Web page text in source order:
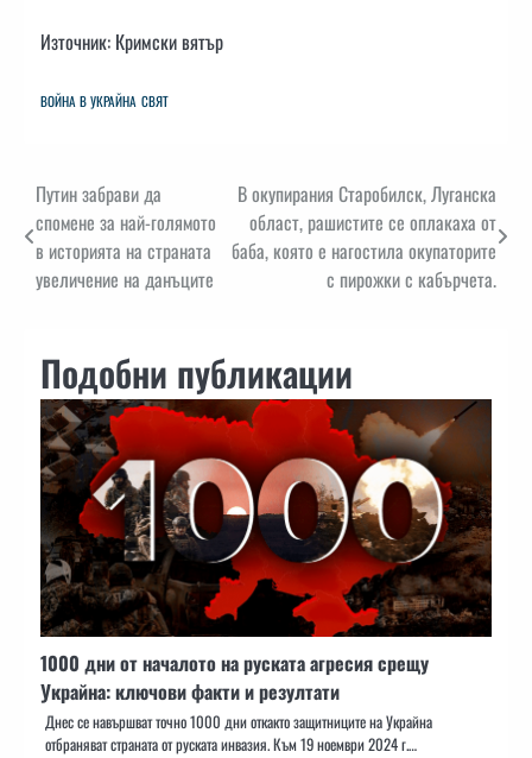
Източник: Кримски вятър
ВОЙНА В УКРАЙНА СВЯТ
Навигация
Путин забрави да
спомене за най-голямото
в историята на страната
увеличение на данъците
В окупирания Старобилск, Луганска
област, рашистите се оплакаха от
баба, която е нагостила окупаторите
с пирожки с кабърчета.
Подобни публикации
1000 дни от началото на руската агресия срещу
Украйна: ключови факти и резултати
Днес се навършват точно 1000 дни откакто защитниците на Украйна
отбраняват страната от руската инвазия. Към 19 ноември 2024 г.…